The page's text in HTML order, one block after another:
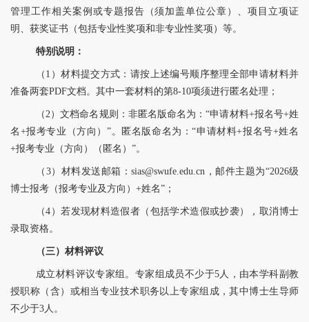
管理工作相关案例或专题报告（须加盖单位公章）、项目立项证
明、获奖证书（包括专业性奖项和非专业性奖项）等。
特别说明：
（1 ）材料提交方式：请按上述编号顺序整理全部申请材料并
准备两套PDF文档。其中一套材料的第8-10项须进行匿名处理 ；
（2）文档命名规则：非匿名版命名为：“申请材料+报名号+姓
名+报考专业（方向）”。匿名版命名为：“申请材料+报名号+姓名
+报考专业（方向）（匿名）”。
（3）材料发送邮箱：sias@swufe.edu.cn，邮件主题为“2026级
博士报考（报考专业及方向）+姓名” ；
（4）若发现材料造假者（包括学术造假或抄袭），取消博士
录取资格。
（三）材料评议
成立材料评议专家组。 专家组成员不少于5人，由本学科副教
授职称（含）或相当专业技术职务以上专家组成，其中博士生导师
不少于3人。